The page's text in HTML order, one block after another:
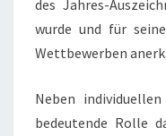
des Jahres-
wurde und für
Wettbewerben
Neben
bedeutende Rolle